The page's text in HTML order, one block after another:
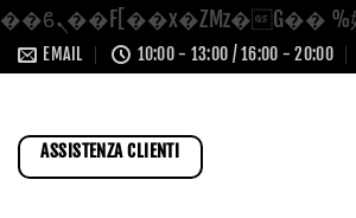
EMAIL 10:00 - 13:00 / 16:00 - 20:00
ASSISTENZA CLIENTI